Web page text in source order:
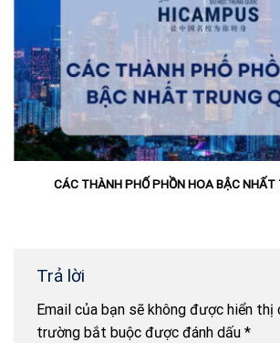
CÁC THÀNH PHỐ PHỒN HOA BẬC NHẤT
Trả lời
Email của bạn sẽ không được hiển thị
trường bắt buộc được đánh dấu *